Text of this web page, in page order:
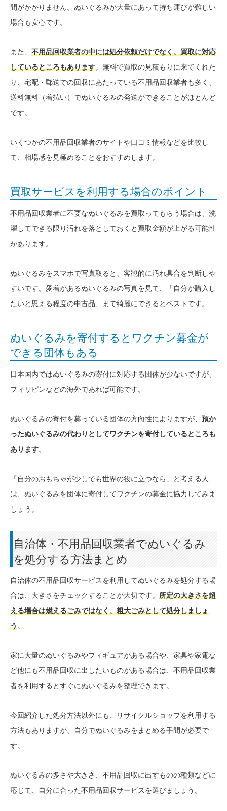
間がかかりません。ぬいぐるみが大量にあって持ち運びが難しい
場合も安心です。
また、 不用品回収業者の中には処分依頼だけでなく、買取に対応
しているところもあります。無料で買取の見積もりに来てくれた
り、宅配・郵送での回収にあたっている不用品回収業者も多く、
送料無料（着払い）でぬいぐるみの発送ができることがほとんど
です。
いくつかの不用品回収業者のサイトや口コミ情報などを比較し
て、相場感を見極めることをおすすめします。
買取サービスを利用する場合のポイント
不用品回収業者に不要なぬいぐるみを買取ってもらう場合は、洗
濯してできる限り汚れを落としておくと買取金額が上がる可能性
があります。
ぬいぐるみをスマホで写真取ると、客観的に汚れ具合を判断しや
すいです。愛着があるぬいぐるみの写真を見て、「自分が購入し
たいと思える程度の中古品」まで綺麗にできるとベストです。
ぬいぐるみを寄付するとワクチン募金が
できる団体もある
日本国内ではぬいぐるみの寄付に対応する団体が少ないですが、
フィリピンなどの海外であれば可能です。
ぬいぐるみの寄付を募っている団体の方向性によりますが、 預か
ったぬいぐるみの代わりとしてワクチンを寄付しているところも
あります。
「自分のおもちゃが少しでも世界の役に立つなら」と考える人
は、ぬいぐるみを団体に寄付してワクチンの募金に協力してみま
しょう。
自治体・不用品回収業者でぬいぐるみ
を処分する方法まとめ
自治体の不用品回収サービスを利用してぬいぐるみを処分する場
合は、大きさをチェックすることが大切です。 所定の大きさを超
える場合は燃えるごみではなく、粗大ごみとして処分しましょ
う。
家に大量のぬいぐるみやフィギュアがある場合や、家具や家電な
ど他にも不用品回収に出したいものがある場合は、不用品回収業
者を利用するとすぐにぬいぐるみを整理できます。
今回紹介した処分方法以外にも、リサイクルショップを利用する
方法もありますが、自分でぬいぐるみをまとめる手間が必要で
す。
ぬいぐるみの多さや大きさ、不用品回収に出すものの種類などに
応じて、自分に合った不用品回収サービスを選びましょう。